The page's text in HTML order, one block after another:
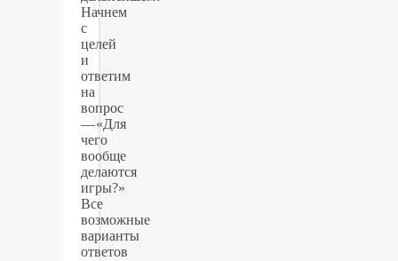
Начнем
с
целей
и
ответим
на
вопрос
— «Для
чего
вообще
делаются
игры?»
Все
возможные
варианты
ответов